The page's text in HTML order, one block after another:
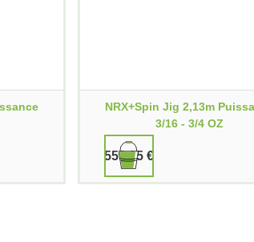
NRX+Spin Jig 2,13m
3/16 - 3/4 OZ
559,95 €